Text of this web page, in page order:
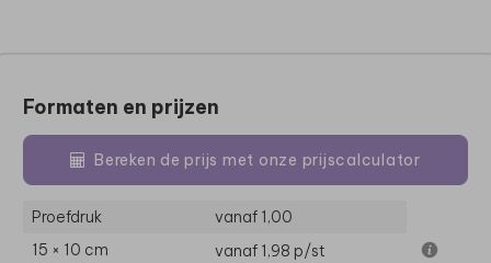
Formaten en prijzen
Bereken de prijs met onze prijscalculator
Proefdruk
vanaf 1,00
15 × 10 cm
vanaf 1,98 p/st